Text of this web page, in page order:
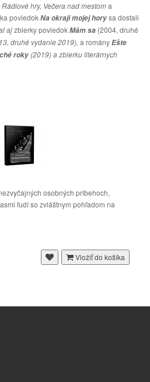
Rádiové hry, Večera nad mestoma
poviedokNa okraji mojej horysa dostali
ajzbierky poviedokMám sa (2004, druhé
druhé vydanie 2019), a rományEšte
roky(2019) a zbierku literárnych
osobných príbehoch,
ľudí so zvláštnym pohľadom na
Vložiť do košíka